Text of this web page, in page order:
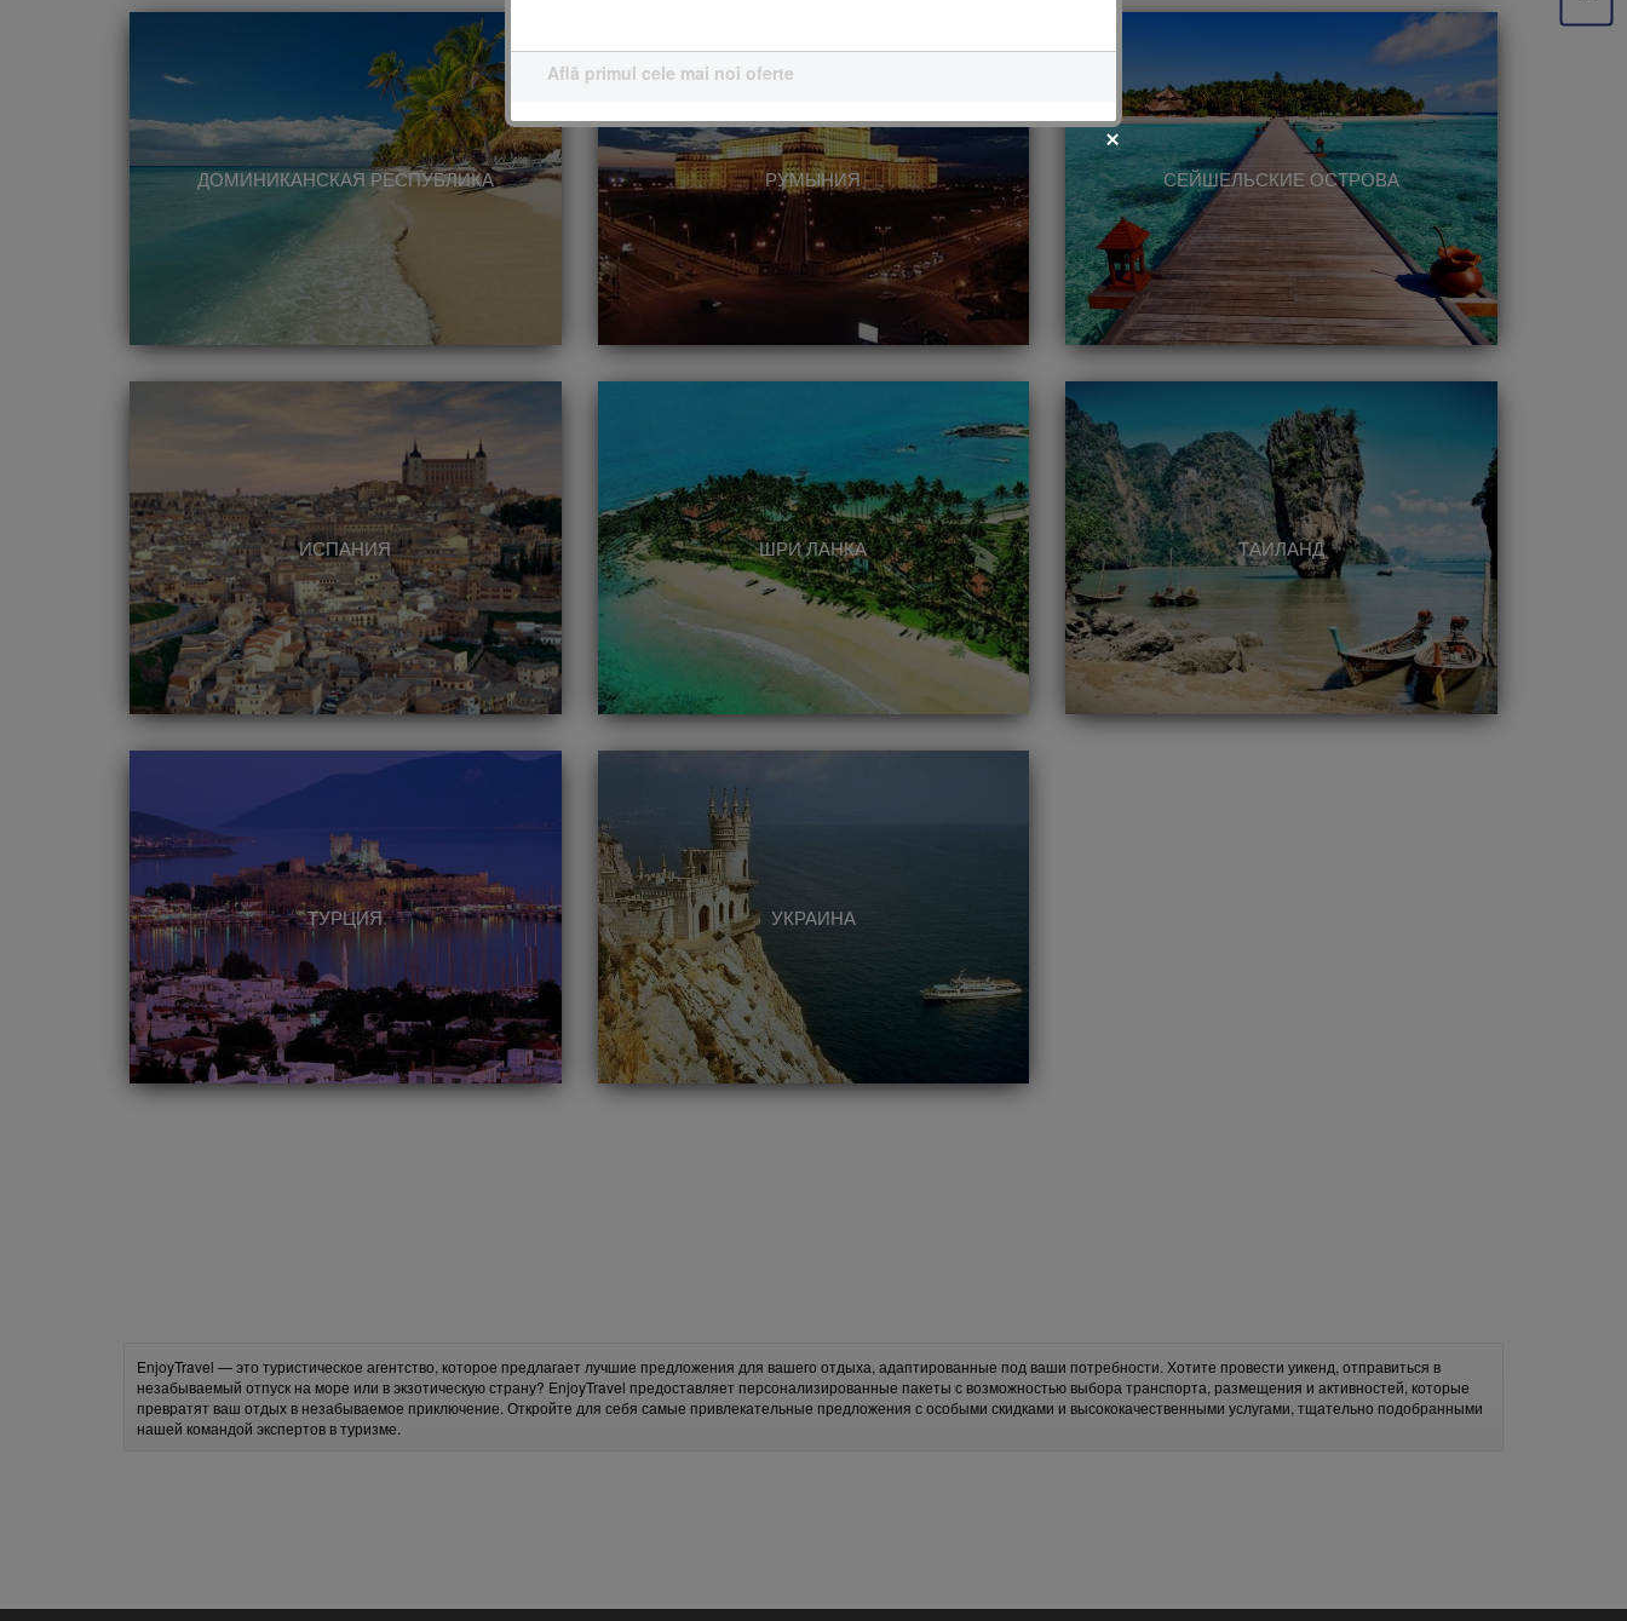
ДОМИНИКАНСКАЯ РЕСПУБЛИКА РУМЫНИЯ СЕЙШЕЛЬСКИЕ ОСТРОВА
ИСПАНИЯ ШРИ ЛАНКА ТАИЛАНД
ТУРЦИЯ УКРАИНА
EnjoyTravel — это туристическое агентство, которое предлагает лучшие предложения для вашего отдыха, адаптированные под ваши потребности. Хотите провести уикенд, отправиться в
незабываемый отпуск на море или в экзотическую страну? EnjoyTravel предоставляет персонализированные пакеты с возможностью выбора транспорта, размещения и активностей, которые
превратят ваш отдых в незабываемое приключение. Откройте для себя самые привлекательные предложения с особыми скидками и высококачественными услугами, тщательно подобранными
нашей командой экспертов в туризме.
Află primul cele mai noi oferte